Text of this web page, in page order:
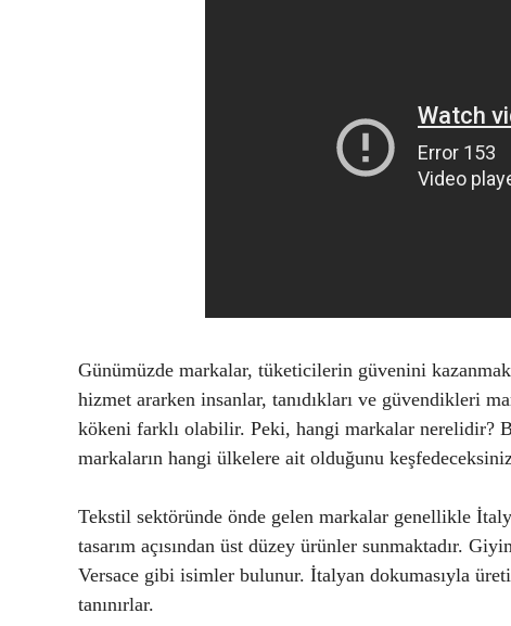
Günümüzde markalar, tüketicilerin güvenini
hizmet ararken insanlar, tanıdıkları ve güvendikleri
kökeni farklı olabilir. Peki, hangi markalar nerelidir?
markaların hangi ülkelere ait olduğunu
Tekstil sektöründe önde gelen markalar genellikle
tasarım açısından üst düzey ürünler sunmaktadır.
Versace gibi isimler bulunur. İtalyan dokumasıyla
tanınırlar.